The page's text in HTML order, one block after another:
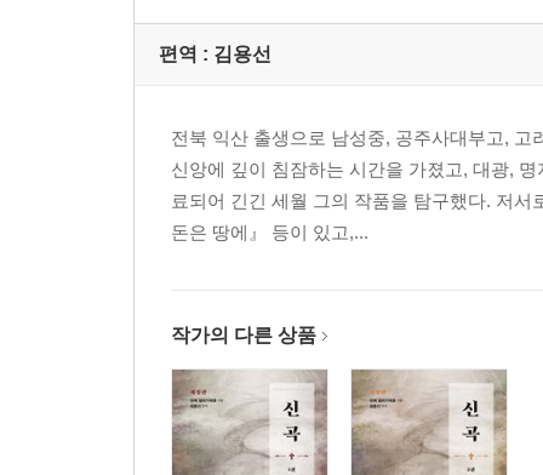
제 3권 《천국으로의 편력》 후기
편역 : 김용선
전북 익산 출생으로 남성중, 공주사대부고,
신앙에 깊이 침잠하는 시간을 가졌고, 대광,
료되어 긴긴 세월 그의 작품을 탐구했다. 저
돈은 땅에』 등이 있고,...
작가의 다른 상품